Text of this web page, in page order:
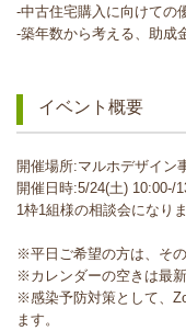
-中古住宅購入に向けての
-築年数から考える、助成
イベント概要
開催場所:マルホデザイン
開催日時:5/24(土) 10:00-/
1枠1組様の相談会になりま
※平日ご希望の方は、そ
※カレンダーの空きは最
※感染予防対策として、
ます。